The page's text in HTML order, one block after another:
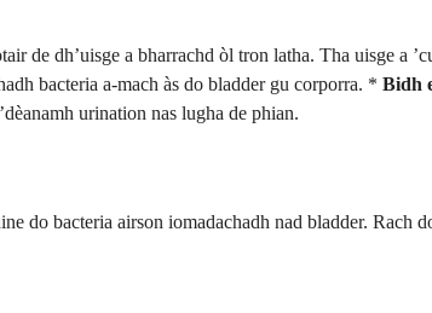
de dh’uisge a bharrachd òl tron ​​latha. Tha uisge a
bacteria a-mach às do bladder gu corporra. * Bidh
urination nas lugha de phian.
do bacteria airson iomadachadh nad bladder. Rach